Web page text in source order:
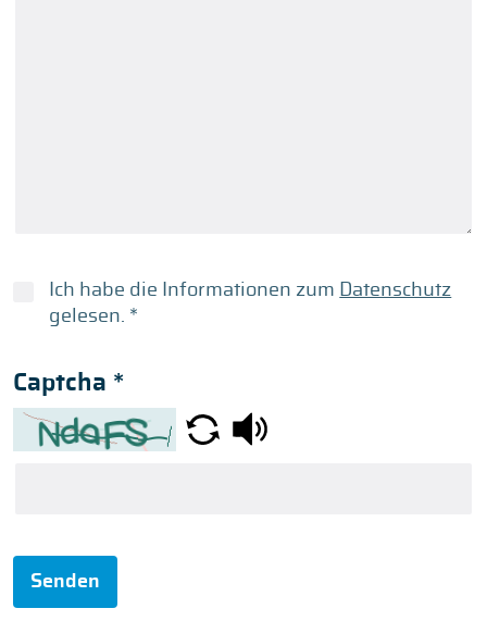
Ich habe die Informationen zum Datenschutz
gelesen. *
Captcha *
Senden